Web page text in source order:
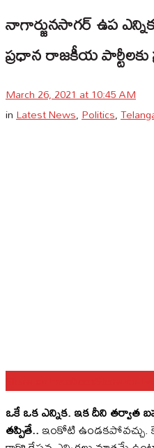
నాగార్జునసాగర్ ఉప
ప్రధాన రాజకీయ పార్టీలకు
March 26, 2021 at 10:45 AM
inLatest News,Politics,
ఒకే ఒక ఎన్నిక. ఇక దీని తర్వాత
తప్పితే..ఇంకోటి ఉండకపోవచ్చు.